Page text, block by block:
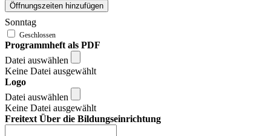
Öffnungszeiten hinzufügen
Sonntag
Programmheft als PDF
Datei auswählen
Keine Datei ausgewählt
Logo
Datei auswählen
Keine Datei ausgewählt
Freitext Über die Bildungseinrichtung